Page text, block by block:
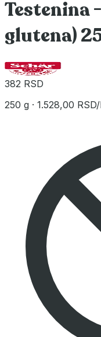
Testenina
glutena)
382 RSD
250 g · 1.528,00